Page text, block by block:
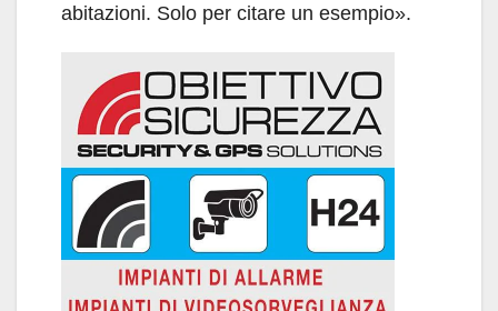
abitazioni. Solo per citare un esempio».